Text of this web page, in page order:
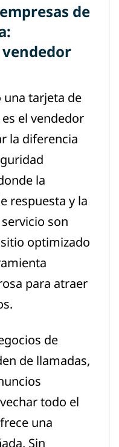
de
una tarjeta de
el vendedor
la diferencia
la
respuesta y la
son
optimizado
para atraer
de
de llamadas,
todo el
una
Sin